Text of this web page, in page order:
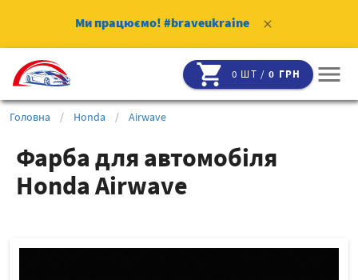
Ми працюємо! #braveukraine clear
shopping_cart 0 ШТ /0 ГРН menu
Головна / Honda / Airwave
Фарба для автомобіля
Honda Airwave